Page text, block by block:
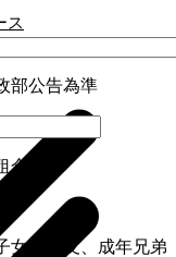
ス
部公告為準
金
女。室友、成年兄弟